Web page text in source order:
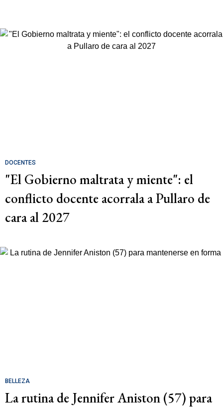
DOCENTES
"El Gobierno maltrata y miente": el
conflicto docente acorrala a Pullaro de
cara al 2027
BELLEZA
La rutina de Jennifer Aniston (57) para